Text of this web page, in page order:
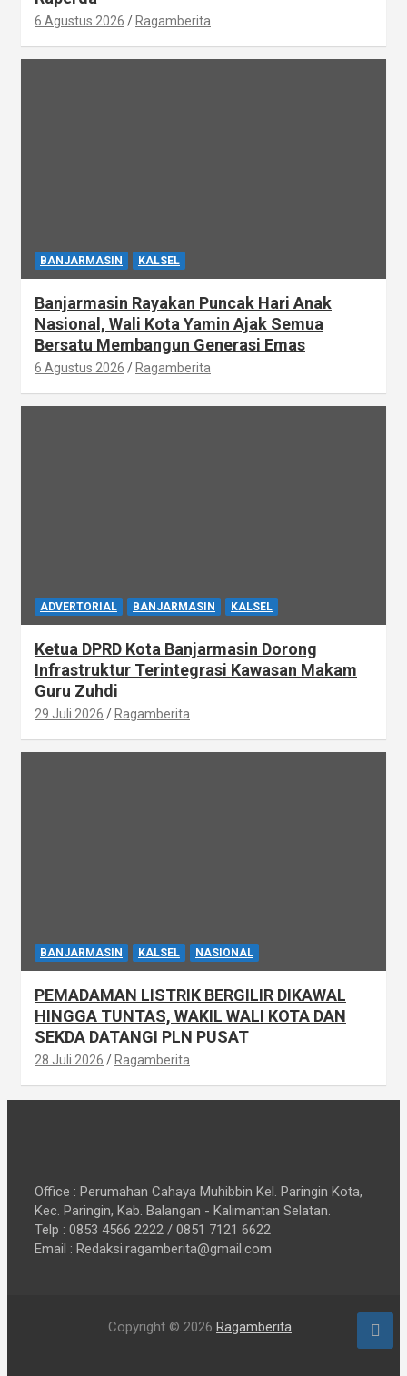
6 Agustus 2026 Ragamberita
BANJARMASIN KALSEL
Banjarmasin Rayakan Puncak Hari Anak
Nasional, Wali Kota Yamin Ajak Semua
Bersatu Membangun Generasi Emas
6 Agustus 2026 Ragamberita
ADVERTORIAL BANJARMASIN KALSEL
Ketua DPRD Kota Banjarmasin Dorong
Infrastruktur Terintegrasi Kawasan Makam
Guru Zuhdi
29 Juli 2026 Ragamberita
BANJARMASIN KALSEL NASIONAL
PEMADAMAN LISTRIK BERGILIR DIKAWAL
HINGGA TUNTAS, WAKIL WALI KOTA DAN
SEKDA DATANGI PLN PUSAT
28 Juli 2026 Ragamberita
Office : Perumahan Cahaya Muhibbin Kel. Paringin Kota,
Kec. Paringin, Kab. Balangan - Kalimantan Selatan.
Telp : 0853 4566 2222 / 0851 7121 6622
Email : Redaksi.ragamberita@gmail.com
Copyright © 2026 Ragamberita